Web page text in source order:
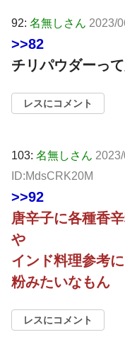
92: 名無しさん 2023/
>>82
チリパウダーっ
レスにコメント
103: 名無しさん
ID:MdsCRK20M
>>92
唐辛子に各種香
や
インド料理参考
粉みたいなもん
レスにコメント